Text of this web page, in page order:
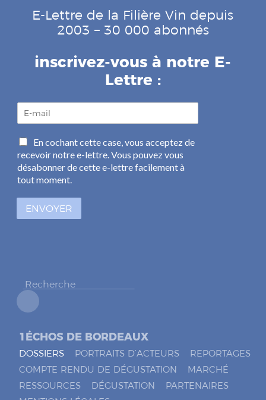
E-Lettre de la Filière Vin depuis
2003 – 30 000 abonnés
inscrivez-vous à notre E-
Lettre :
a
i
l
*
C
a
s
e
à
En cochant cette case, vous acceptez de
recevoir notre e-lettre. Vous pouvez vous
désabonner de cette e-lettre facilement à
tout moment.
ENVOYER
1ÉCHOS DE BORDEAUX
DOSSIERS PORTRAITS D’ACTEURS
REPORTAGES
COMPTE RENDU DE DÉGUSTATION
MARCHÉ
RESSOURCES
DÉGUSTATION
PARTENAIRES